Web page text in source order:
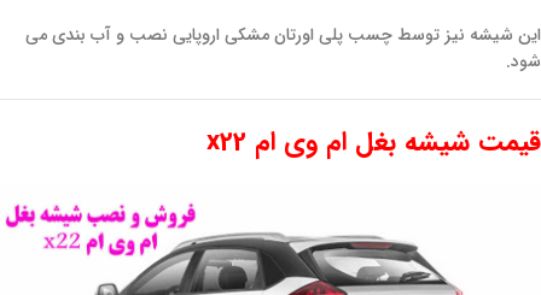
این شیشه نیز توسط چسب پلی اورتان مشکی اروپایی نصب و آب بندی می
شود.
قیمت شیشه بغل ام وی ام x22